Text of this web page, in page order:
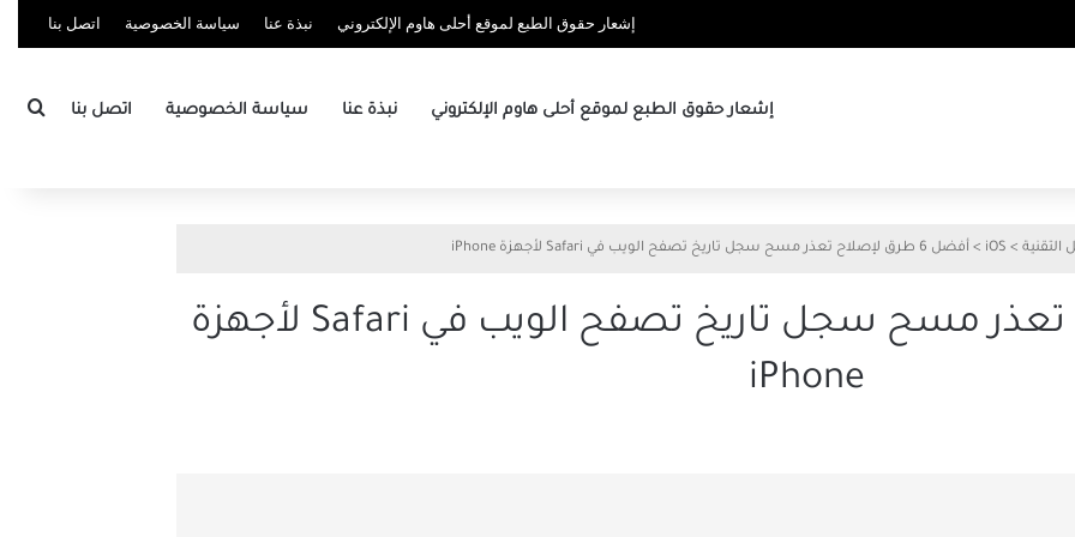
إشعار حقوق الطبع لموقع أحلى هاوم الإلكتروني نبذة عنا سياسة الخصوصية اتصل بنا
إشعار حقوق الطبع لموقع أحلى هاوم الإلكتروني نبذة عنا سياسة الخصوصية اتصل بنا
التقنية >
iOS
> أفضل 6 طرق لإصلاح تعذر مسح سجل تاريخ تصفح الويب في Safari لأجهزة iPhone
أفضل 6 طرق لإصلاح تعذر مسح سجل تاريخ تصفح الويب في Safari لأجهزة
iPhone